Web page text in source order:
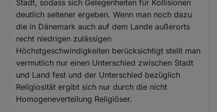
Stadt, sodass sich Gelegenheiten für Kollisionen
deutlich seltener ergeben. Wenn man noch dazu
die in Dänemark auch auf dem Lande außerorts
recht niedrigen zulässigen
Höchstgeschwindigkeiten berücksichtigt stellt man
vermutlich nur einen Unterschied zwischen Stadt
und Land fest und der Unterschied bezüglich
Religiosität ergibt sich nur durch die nicht
Homogeneverteilung Religiöser.